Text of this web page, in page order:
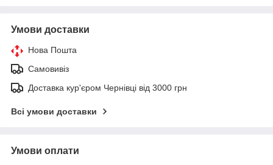
Умови доставки
Нова Пошта
Самовивіз
Доставка кур'єром Чернівці від 3000 грн
Всі умови доставки
Умови оплати